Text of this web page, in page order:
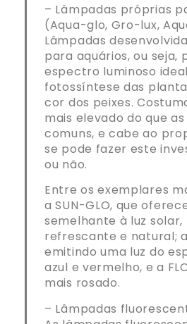
– Lâmpadas próprias
(Aqua-glo, Gro-lux,
Lâmpadas
para aquários, ou seja,
espectro luminoso
fotossíntese das
cor dos peixes.
mais elevado do que
comuns, e cabe ao
se pode fazer este
ou não.
Entre os exemplares
a SUN-GLO, que
semelhante à luz
refrescante e natural; a
emitindo uma luz do
azul e vermelho, e a
mais rosado.
– Lâmpadas